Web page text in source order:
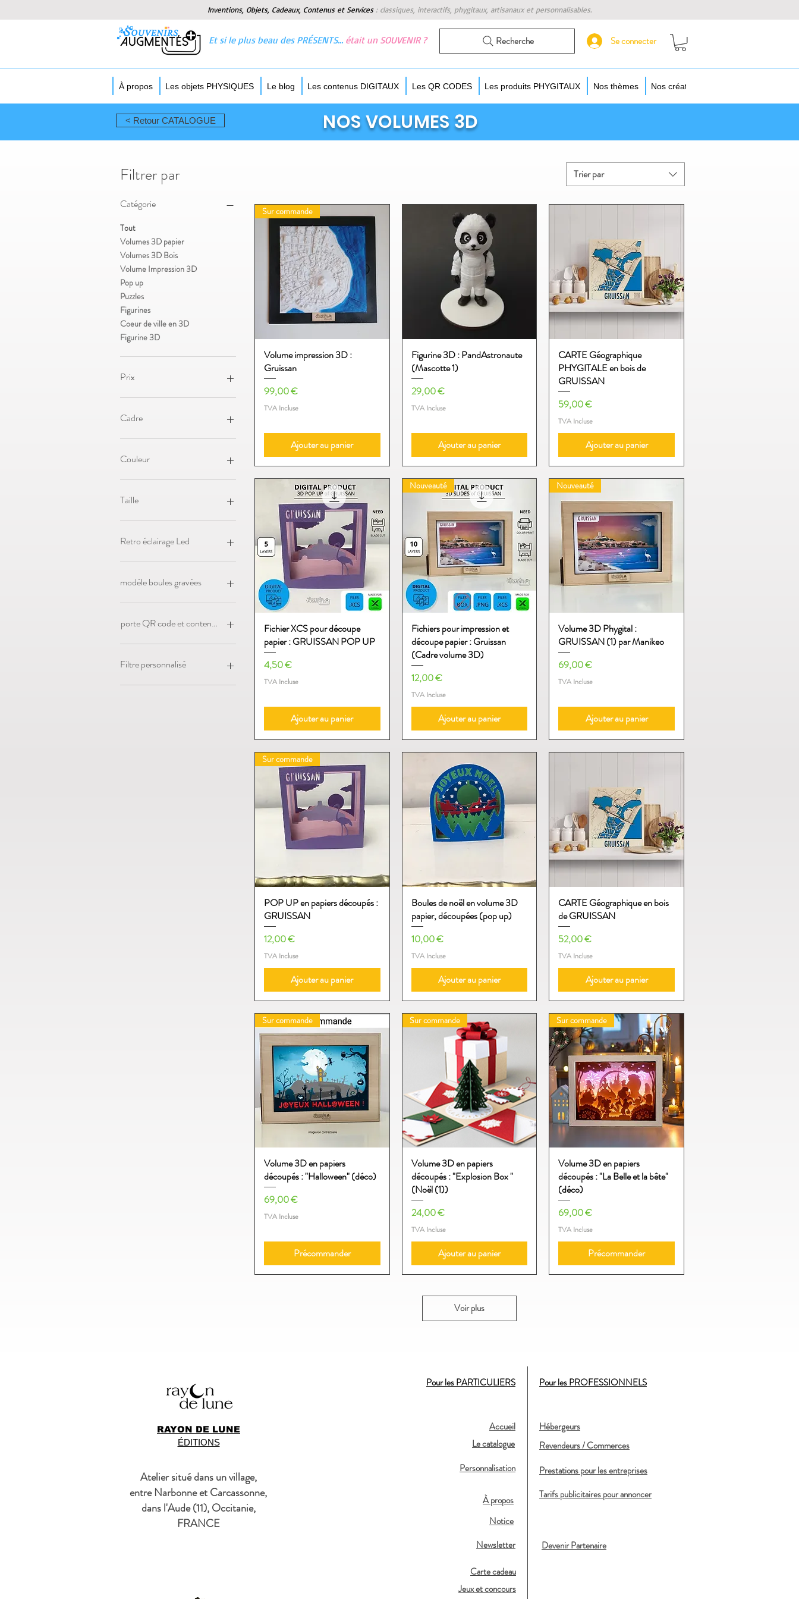
Inventions, Objets, Cadeaux, Contenus et Services : classiques, interactifs, phygitaux, artisanaux et personnalisables.
Et si le plus beau des PRÉSENTS… était un SOUVENIR ? Recherche Se connecter
À propos Les objets PHYSIQUES Le blog Les contenus DIGITAUX Les QR CODES Les produits PHYGITAUX Nos thèmes Nos créateurs
< Retour CATALOGUE NOS VOLUMES 3D
Filtrer par
Catégorie
Tout
Volumes 3D papier
Volumes 3D Bois
Volume Impression 3D
Pop up
Puzzles
Figurines
Coeur de ville en 3D
Figurine 3D
Prix
4 €
Cadre
Couleur
Taille
Retro éclairage Led
sur batterie
sur secteur
modèle boules gravées
modèle 1
modèle 2
modèle 4
porte QR code et contenus liés
Avec
Sans
Filtre personnalisé
Pop culture
Trier par
Aperçu rapide
Sur commande
Volume impression 3D :
Gruissan
Prix
99,00 €
TVA Incluse
Ajouter au panier
Aperçu rapide
Figurine 3D : PandAstronaute
(Mascotte 1)
Prix
29,00 €
TVA Incluse
Ajouter au panier
Aperçu rapide
CARTE Géographique
PHYGITALE en bois de
GRUISSAN
Prix
59,00 €
TVA Incluse
Ajouter au panier
Aperçu rapide
Fichier XCS pour découpe
papier : GRUISSAN POP UP
Prix
4,50 €
TVA Incluse
Ajouter au panier
Aperçu rapide
Nouveauté
Fichiers pour impression et
découpe papier : Gruissan
(Cadre volume 3D)
Prix
12,00 €
TVA Incluse
Ajouter au panier
Aperçu rapide
Nouveauté
Volume 3D Phygital :
GRUISSAN (1) par Manikeo
Prix
69,00 €
TVA Incluse
Ajouter au panier
Aperçu rapide
Sur commande
POP UP en papiers découpés :
GRUISSAN
Prix
12,00 €
TVA Incluse
Ajouter au panier
Aperçu rapide
Boules de noël en volume 3D
papier, découpées (pop up)
Prix
10,00 €
TVA Incluse
Ajouter au panier
Aperçu rapide
CARTE Géographique en bois
de GRUISSAN
Prix
52,00 €
TVA Incluse
Ajouter au panier
Aperçu rapide
Sur commande
Volume 3D en papiers
découpés : "Halloween" (déco)
Prix
69,00 €
TVA Incluse
Précommander
Aperçu rapide
Sur commande
Volume 3D en papiers
découpés : "Explosion Box "
(Noël (1))
Prix
24,00 €
TVA Incluse
Ajouter au panier
Aperçu rapide
Sur commande
Volume 3D en papiers
découpés : "La Belle et la bête"
(déco)
Prix
69,00 €
TVA Incluse
Précommander
Voir plus
RAYON DE LUNE
ÉDITIONS
Pour les PARTICULIERS Pour les PROFESSIONNELS
Accueil
Le catalogue
Hébergeurs
Revendeurs / Commerces
Atelier situé dans un village,
entre Narbonne et Carcassonne,
dans l'Aude (11), Occitanie,
FRANCE
Personnalisation
À propos
Prestations pour les entreprises
Tarifs publicitaires pour annoncer
Notice
Newsletter
Devenir Partenaire
Carte cadeau
Jeux et concours